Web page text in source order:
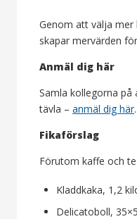
Genom att välja mer
skapar mervärden
Anmäl dig här
Samla kollegorna
tävla – anmäl dig här.
Fikaförslag
Förutom kaffe och
Kladdkaka, 1,2
Delicatoboll,